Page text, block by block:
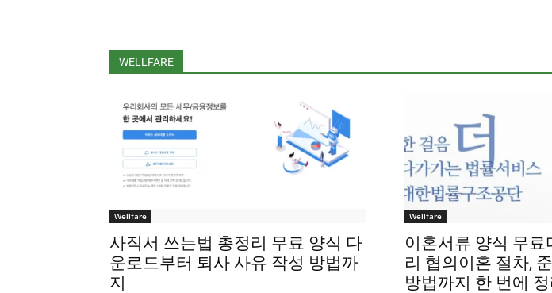
WELLFARE
Wellfare
사직서 쓰는법 총정리 무료 양식 다
운로드부터 퇴사 사유 작성 방법까
지
Wellfare
이혼서류 양식 무료
리 협의이혼 절차,
방법까지 한 번에 정